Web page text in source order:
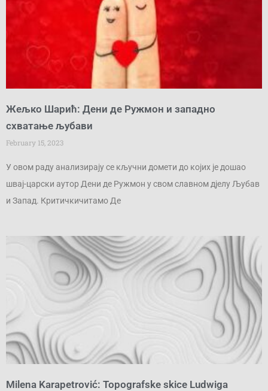
Жељко Шарић: Дени де Ружмон и западно
схватање љубави
February 15, 2023
У овом раду анализирају се кључни домети до којих је дошао
швај-царски аутор Дени де Ружмон у свом славном дјелу Љубав
и Запад. Критичкичитамо Де
Milena Karapetrović: Topografske skice Ludwiga